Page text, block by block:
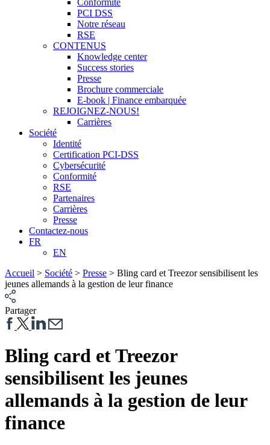
Conformité
PCI DSS
Notre réseau
RSE
CONTENUS
Knowledge center
Success stories
Presse
Brochure commerciale
E-book | Finance embarquée
REJOIGNEZ-NOUS!
Carrières
Société
Identité
Certification PCI-DSS
Cybersécurité
Conformité
RSE
Partenaires
Carrières
Presse
Contactez-nous
FR
EN
Accueil > Société > Presse > Bling card et Treezor sensibilisent les
jeunes allemands à la gestion de leur finance
Partager
Bling card et Treezor
sensibilisent les jeunes
allemands à la gestion de leur
finance